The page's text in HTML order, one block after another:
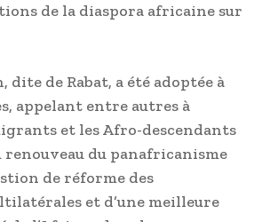
de la diaspora africaine sur
dite de Rabat, a été adoptée à
appelant entre autres à
et les Afro-descendants
renouveau du panafricanisme
de réforme des
et d’une meilleure